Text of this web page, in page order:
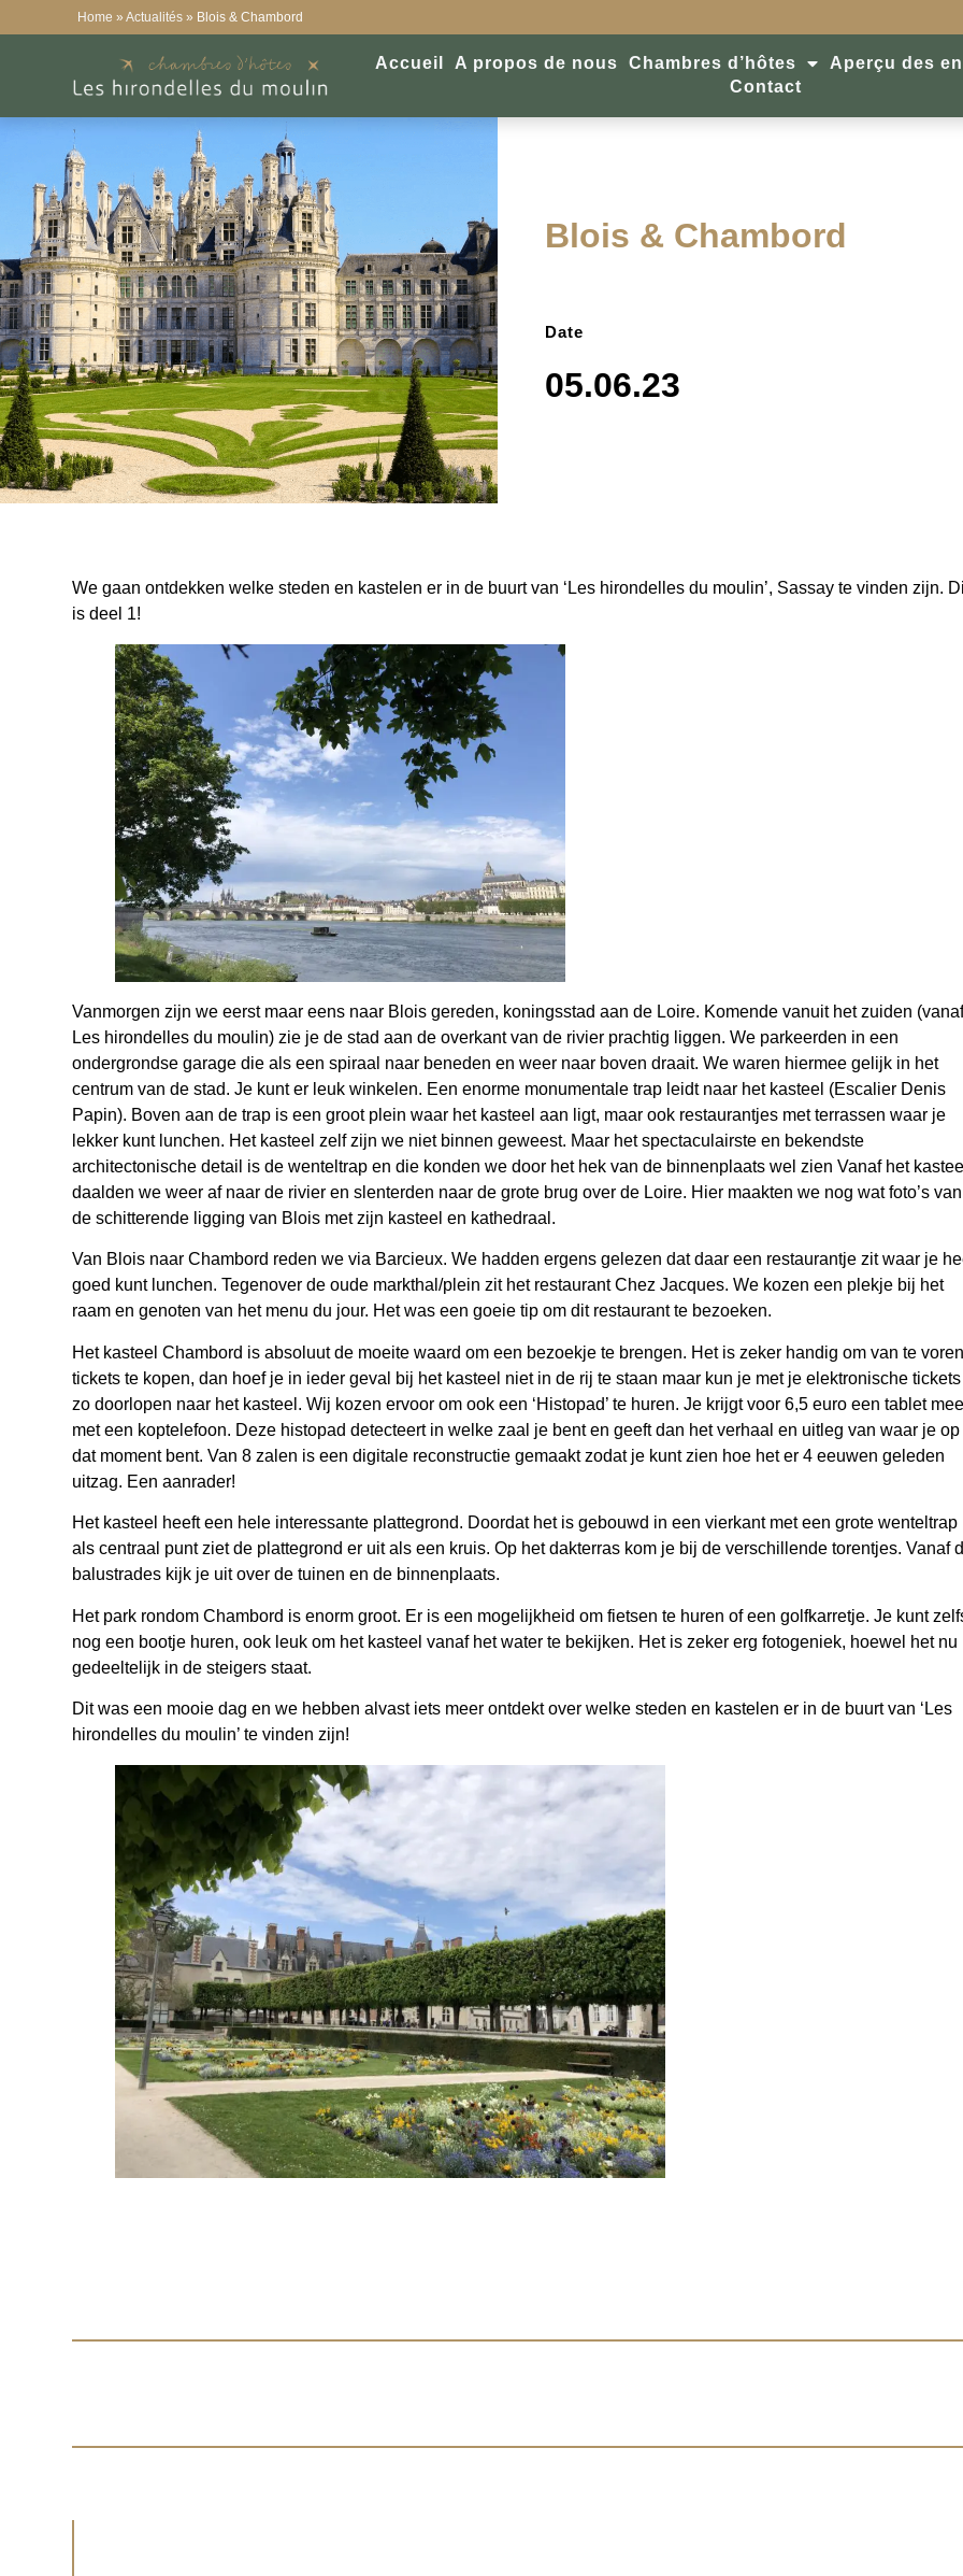
Home »Actualités » Blois & Chambord
Accueil A propos de nous Chambres d’hôtes
Aperçu des
Contact
Blois & Chambord
Date
05.06.23
We gaan ontdekken welke steden en kastelen er in de buurt van ‘Les hirondelles du moulin’, Sassay te vinden zijn.
is deel 1!
Vanmorgen zijn we eerst maar eens naar Blois gereden, koningsstad aan de Loire. Komende vanuit het zuiden
Les hirondelles du moulin) zie je de stad aan de overkant van de rivier prachtig liggen. We parkeerden in een
ondergrondse garage die als een spiraal naar beneden en weer naar boven draait. We waren hiermee gelijk in het
centrum van de stad. Je kunt er leuk winkelen. Een enorme monumentale trap leidt naar het kasteel (Escalier Denis
Papin). Boven aan de trap is een groot plein waar het kasteel aan ligt, maar ook restaurantjes met terrassen waar je
lekker kunt lunchen. Het kasteel zelf zijn we niet binnen geweest. Maar het spectaculairste en bekendste
architectonische detail is de wenteltrap en die konden we door het hek van de binnenplaats wel zien Vanaf het
daalden we weer af naar de rivier en slenterden naar de grote brug over de Loire. Hier maakten we nog wat foto’s van
de schitterende ligging van Blois met zijn kasteel en kathedraal.
Van Blois naar Chambord reden we via Barcieux. We hadden ergens gelezen dat daar een restaurantje zit waar je
goed kunt lunchen. Tegenover de oude markthal/plein zit het restaurant Chez Jacques. We kozen een plekje bij het
raam en genoten van het menu du jour. Het was een goeie tip om dit restaurant te bezoeken.
Het kasteel Chambord is absoluut de moeite waard om een bezoekje te brengen. Het is zeker handig om van te
tickets te kopen, dan hoef je in ieder geval bij het kasteel niet in de rij te staan maar kun je met je elektronische tickets
zo doorlopen naar het kasteel. Wij kozen ervoor om ook een ‘Histopad’ te huren. Je krijgt voor 6,5 euro een tablet
met een koptelefoon. Deze histopad detecteert in welke zaal je bent en geeft dan het verhaal en uitleg van waar je op
dat moment bent. Van 8 zalen is een digitale reconstructie gemaakt zodat je kunt zien hoe het er 4 eeuwen geleden
uitzag. Een aanrader!
Het kasteel heeft een hele interessante plattegrond. Doordat het is gebouwd in een vierkant met een grote wenteltrap
als centraal punt ziet de plattegrond er uit als een kruis. Op het dakterras kom je bij de verschillende torentjes. Vanaf
balustrades kijk je uit over de tuinen en de binnenplaats.
Het park rondom Chambord is enorm groot. Er is een mogelijkheid om fietsen te huren of een golfkarretje. Je kunt
nog een bootje huren, ook leuk om het kasteel vanaf het water te bekijken. Het is zeker erg fotogeniek, hoewel het nu
gedeeltelijk in de steigers staat.
Dit was een mooie dag en we hebben alvast iets meer ontdekt over welke steden en kastelen er in de buurt van ‘Les
hirondelles du moulin’ te vinden zijn!